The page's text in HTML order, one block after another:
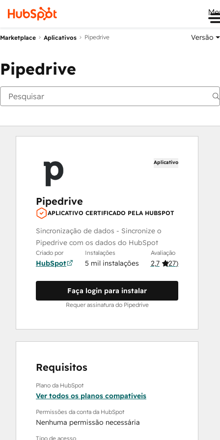
Marketplace Aplicativos Pipedrive Versão
Pipedrive
Aplicativo
Pipedrive
APLICATIVO CERTIFICADO PELA HUBSPOT
Sincronização de dados - Sincronize o
Pipedrive com os dados do HubSpot
Criado por
HubSpot
Instalações
5 mil instalações
Avaliação
2,7 (27)
Faça login para instalar
Requer assinatura do Pipedrive
Requisitos
Plano da HubSpot
Ver todos os planos compatíveis
Permissões da conta da HubSpot
Nenhuma permissão necessária
Tipo de acesso